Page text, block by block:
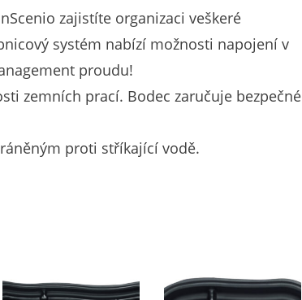
zajistíte organizaci veškeré
systém nabízí možnosti napojení v
proudu!
zemních prací. Bodec zaručuje bezpečné
proti stříkající vodě.